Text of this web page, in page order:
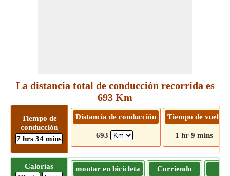
La distancia total de conducción recorrida es
693 Km
Tiempo de
conducción
7 hrs 34 mins
Distancia de conducción
693
Tiempo de vuelo
1 hr 9 mins
Calorías montar en bicicleta Corriendo